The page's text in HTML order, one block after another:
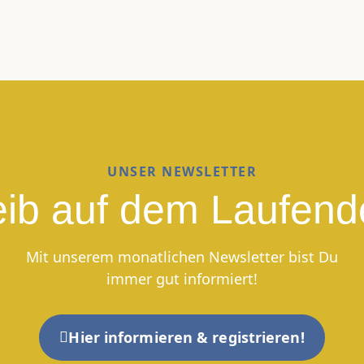
UNSER NEWSLETTER
auf dem
Mit unserem monatlichen Newsletter bist Du
immer gut informiert!
Hier informieren & registrieren!